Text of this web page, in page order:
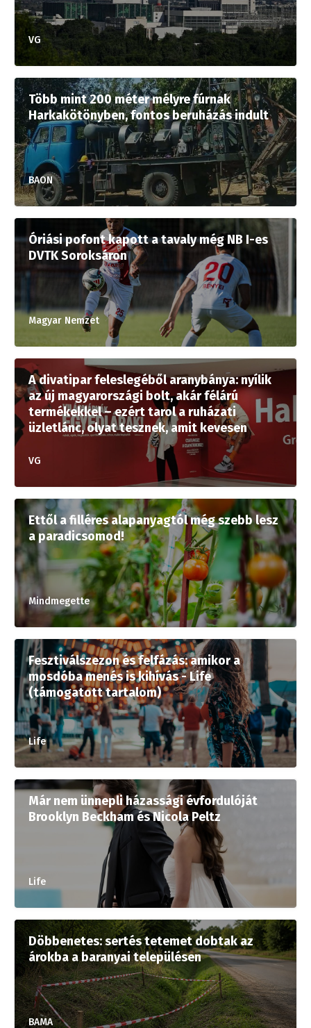
VG
Több mint 200 méter mélyre fúrnak
Harkakötönyben, fontos beruházás indult
BAON
Óriási pofont kapott a tavaly még NB I-es
DVTK Soroksáron
Magyar Nemzet
A divatipar feleslegéből aranybánya: nyílik
az új magyarországi bolt, akár félárú
termékekkel – ezért tarol a ruházati
üzletlánc, olyat tesznek, amit kevesen
VG
Ettől a filléres alapanyagtól még szebb lesz
a paradicsomod!
Mindmegette
Fesztiválszezon és felfázás: amikor a
mosdóba menés is kihívás - Life
(támogatott tartalom)
Life
Már nem ünnepli házassági évfordulóját
Brooklyn Beckham és Nicola Peltz
Life
Döbbenetes: sertés tetemet dobtak az
árokba a baranyai településen
BAMA